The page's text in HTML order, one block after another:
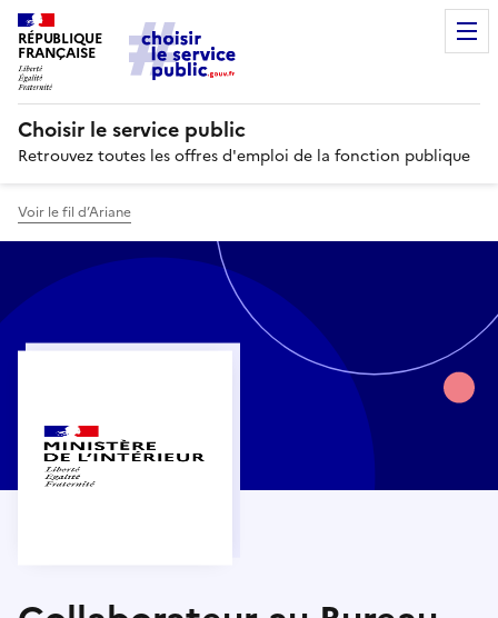
RÉPUBLIQUE
FRANÇAISE
Choisir le service public
Retrouvez toutes les offres d'emploi de la fonction publique
Voir le fil d’Ariane